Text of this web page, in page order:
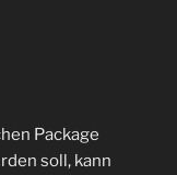
Package
soll, kann